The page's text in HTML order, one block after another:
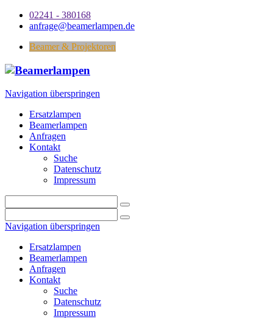
02241 - 380168
anfrage@beamerlampen.de
Beamer & Projektoren
Navigation überspringen
Ersatzlampen
Beamerlampen
Anfragen
Kontakt
Suche
Datenschutz
Impressum
Navigation überspringen
Ersatzlampen
Beamerlampen
Anfragen
Kontakt
Suche
Datenschutz
Impressum